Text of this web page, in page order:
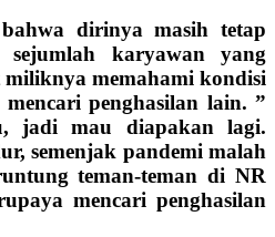
dirinya masih tetap
sejumlah karyawan yang
memahami kondisi
penghasilan lain. ”
jadi mau diapakan lagi.
semenjak pandemi malah
teman-teman di NR
mencari penghasilan